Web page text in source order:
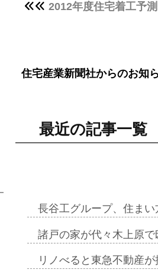
2012年度住宅着工予
住宅産業新聞社からのお知
最近の記事一覧
長谷工グループ、住ま
諸戸の家が代々木上原
リノべると東急不動産